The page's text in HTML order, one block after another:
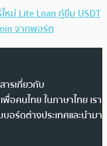
หม่ Lite Loan กู้ยืม USDT
จากพอร์ต
ารเกี่ยวกับ
อคนไทย ในภาษาไทย เรา
อร์ดต่างประเทศและนำมา